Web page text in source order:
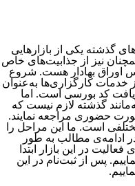
گذشته یکی از بازارهایی
نیز از جذابیت‌‌‌‌‌‌‌‌‌‌‌‌‌‌‌‌‌‌‌‌‌‌‌‌‌‌‌‌‌‌‌‌‌‌‌‌‌‌‌‌‌‌‌‌‌‌‌های خاص
اوراق بهادار هست. شروع
خدمات کارگزاری‌‌‌‌‌‌‌‌‌‌‌‌‌‌‌‌‌‌‌‌‌‌‌‌‌‌‌‌‌‌‌‌‌‌‌‌‌‌‌‌‌‌‌‌‌‌‌ها به‌عنوان
کد بورسی است. اما
گذشته لازم نیست که
حضوری مراجعه نمایند.
است. ما این مراحل را
ادامه‌ی مطالب به طور
در این بازار ابتدا
پس از ثبت‌نام در این